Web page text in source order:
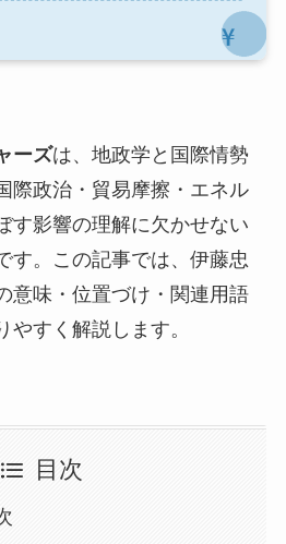
ーズは、地政学と国際情勢
際政治・貿易摩擦・エネル
す影響の理解に欠かせない
す。この記事では、伊藤忠
意味・位置づけ・関連用語
やすく解説します。
目次